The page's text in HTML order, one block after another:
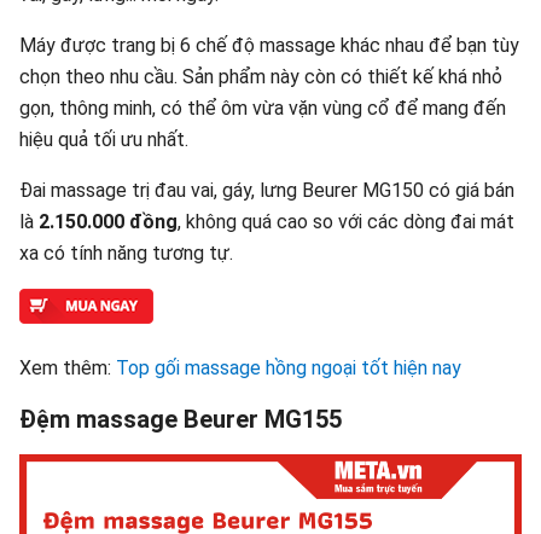
Máy được trang bị 6 chế độ massage khác nhau để bạn tùy
chọn theo nhu cầu. Sản phẩm này còn có thiết kế khá nhỏ
gọn, thông minh, có thể ôm vừa vặn vùng cổ để mang đến
hiệu quả tối ưu nhất.
Đai massage trị đau vai, gáy, lưng Beurer MG150 có giá bán
là 2.150.000 đồng, không quá cao so với các dòng đai mát
xa có tính năng tương tự.
Xem thêm: Top gối massage hồng ngoại tốt hiện nay
Đệm massage Beurer MG155